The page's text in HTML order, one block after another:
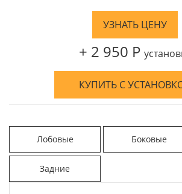
УЗНАТЬ ЦЕНУ
+ 2 950 Р
КУПИТЬ С
Лобовые Боковые
Задние